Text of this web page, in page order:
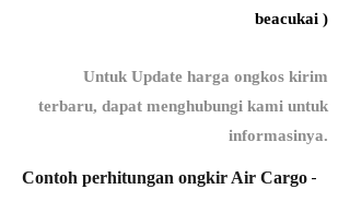
beacukai )
Untuk Update harga ongkos kirim
terbaru, dapat menghubungi kami untuk
informasinya.
​Contoh perhitungan ongkir Air Cargo -